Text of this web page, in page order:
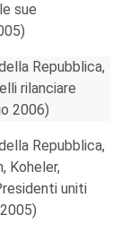
sue
Repubblica,
rilanciare
2006)
Repubblica,
Koheler,
uniti